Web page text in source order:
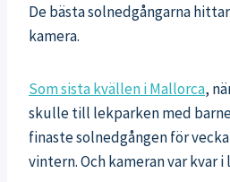
De bästa solnedgångarna
kamera.
Som sista kvällen i Mallorca,
skulle till lekparken med
finaste solnedgången för
vintern. Och kameran var kvar i